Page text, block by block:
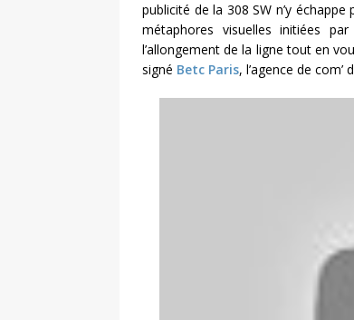
publicité de la 308 SW n’y
métaphores visuelles initiées
l’allongement de la ligne tout en
signé Betc Paris, l’agence de com’